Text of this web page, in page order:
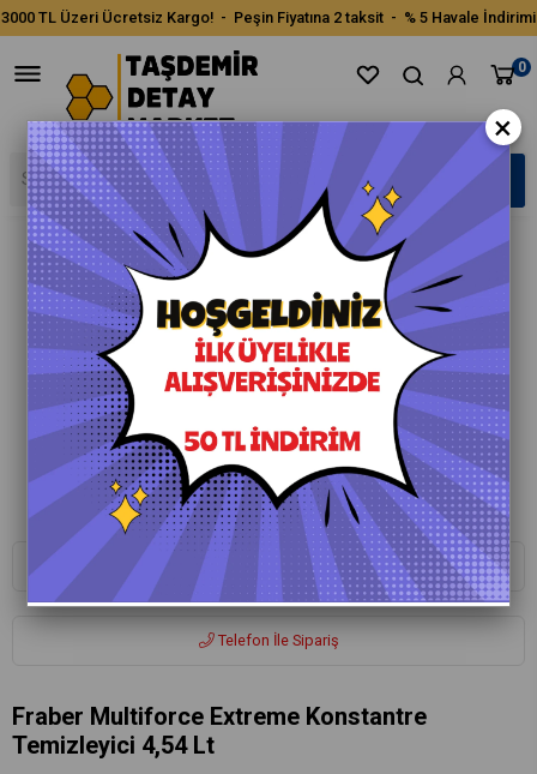
3000 TL Üzeri Ücretsiz Kargo! - Peşin Fiyatına 2 taksit - % 5 Havale İndirimi
0
Whatsapp ile Sipariş
Telefon İle Sipariş
Fraber Multiforce Extreme Konstantre
Temizleyici 4,54 Lt
×